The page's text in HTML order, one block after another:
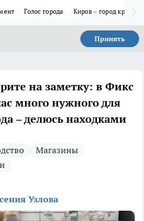
Голос города Киров – город
Принять
на заметку: в Фикс
много нужного для
– делюсь находками
Магазины
Узлова